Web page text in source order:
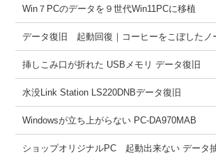
Win７PCのデータを９世代Win11PCに移植
データ復旧 起動回復｜コーヒーをこぼしたノ
挿しこみ口が折れた USBメモリ データ復旧
水没Link Station LS220DNBデータ復旧
Windowsが立ち上がらない PC-DA970MAB
ショップオリジナルPC 起動出来ない データ